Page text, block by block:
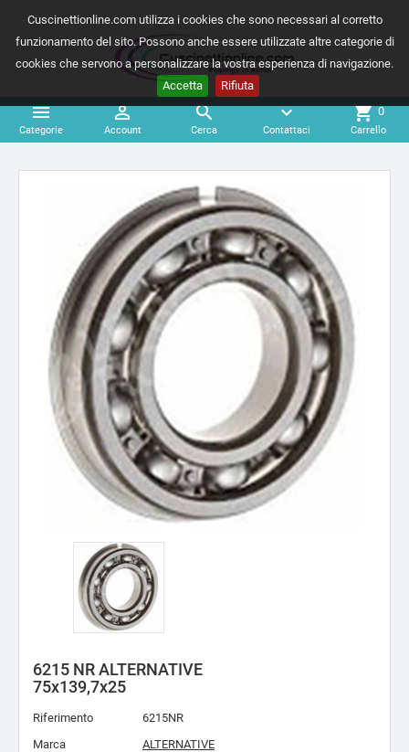
Cuscinettionline.com utilizza i cookies che sono necessari al corretto
funzionamento del sito. Possono anche essere utilizzate altre categorie di
cookies che servono a personalizzare la vostra esperienza di navigazione.
Accetta
Rifiuta

Categorie

Account

Cerca
expand_more
Contattaci
shopping_cart 0
Carrello
6215 NR ALTERNATIVE
75x139,7x25
Riferimento
6215NR
Marca
ALTERNATIVE